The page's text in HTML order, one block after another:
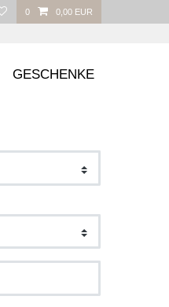
0 0,00 EUR
GESCHENKE